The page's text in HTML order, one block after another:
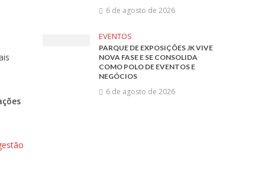
6 de agosto de 2026
EVENTOS
PARQUE DE EXPOSIÇÕES JK VIVE
NOVA FASE E SE CONSOLIDA
COMO POLO DE EVENTOS E
NEGÓCIOS
6 de agosto de 2026